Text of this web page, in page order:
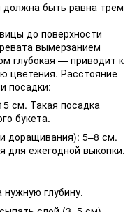
должна быть равна трем
до поверхности
вымерзанием
глубокая — приводит к
цветения. Расстояние
посадки:
см. Такая посадка
букета.
доращивания): 5–8 см.
для ежегодной выкопки.
глубину.